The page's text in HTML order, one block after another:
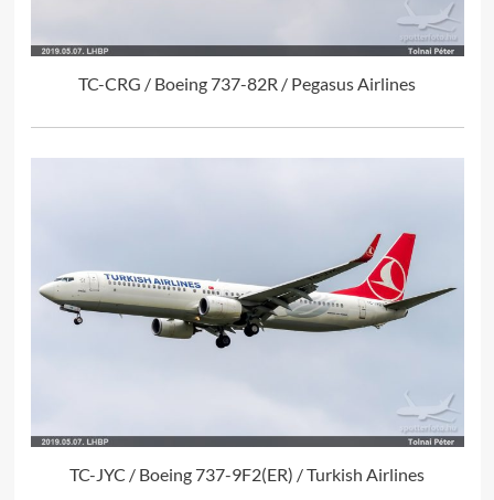
TC-CRG / Boeing 737-82R / Pegasus Airlines
TC-JYC / Boeing 737-9F2(ER) / Turkish Airlines